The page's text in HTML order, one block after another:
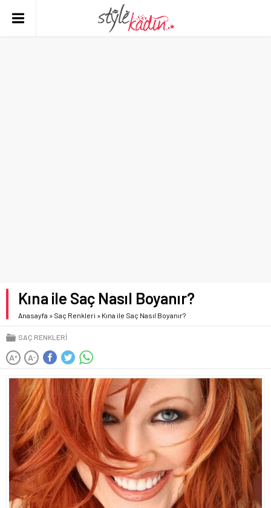
Kına ile Saç Nasıl Boyanır?
Anasayfa » Saç Renkleri » Kına ile Saç Nasıl Boyanır?
SAÇ RENKLERI
A+ A-